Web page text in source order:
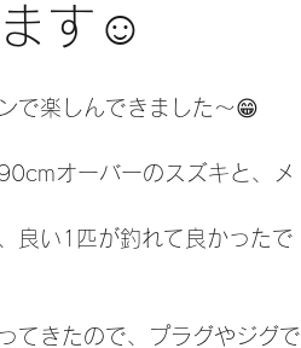
す☺️
で楽しんできました〜😁
オーバーのスズキと、メ
良い1匹が釣れて良かったで
てきたので、プラグやジグで